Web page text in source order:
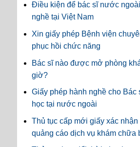
Điều kiện để bác sĩ nước
nghề tại Việt Nam
Xin giấy phép Bệnh viện
phục hồi chức năng
Bác sĩ nào được mở phòng
giờ?
Giấy phép hành nghề cho Bác
học tại nước ngoài
Thủ tục cấp mới giấy xác nhận
quảng cáo dịch vụ khám chữa